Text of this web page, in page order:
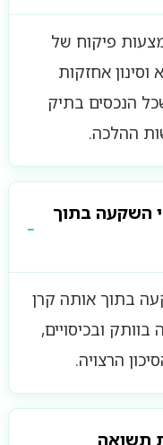
פיקוח של
אחזקות
הנכסים בתיק
ההלכה.
השקעה בתוך
בתוך אותה קרן
ובכיסויים,
הרצויה.
תשואה